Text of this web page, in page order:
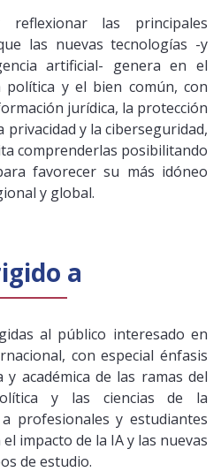
reflexionar las principales
las nuevas tecnologías -y
artificial- genera en el
política y el bien común, con
jurídica, la protección
privacidad y la ciberseguridad,
comprenderlas posibilitando
favorecer su más idóneo
y global.
a
al público interesado en
con especial énfasis
académica de las ramas del
y las ciencias de la
profesionales y estudiantes
impacto de la IA y las nuevas
de estudio.